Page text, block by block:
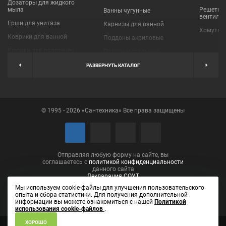
Дозаторы для жидкого
мыла
Ерши для унитаза
Коврики для ванной
Мыльницы
Полотенцедержатели
Сушилки для белья
Ванны чугунные
Карнизы для ванной
Поддоны акриловые
Пробки для ванн
Решетки
Хомуты
РАЗВЕРНУТЬ КАТАЛОГ
© 1995 - 2026 «Сантехника» Все права защищены
Отправляя любую форму на сайте, вы
соглашаетесь с политикой конфиденциальности
данного сайта
Декларация СОУТ
ИП Лаптева Елена Вениаминовна ОГРН 304434531001090
Мы используем cookie-файлы для улучшения пользовательского
опыта и сбора статистики. Для получения дополнительной
информации вы можете ознакомиться с нашей Политикой
использования cookie-файлов .
ХОРОШО